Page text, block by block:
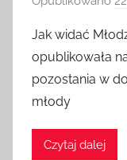
Opublikowano
Jak widać
opublikowała
pozostania w
młody
Czytaj dalej